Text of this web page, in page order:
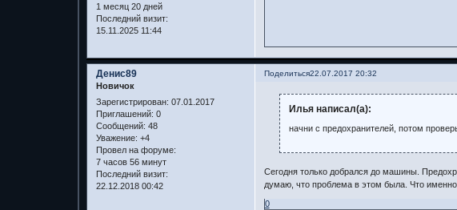
1 месяц 20 дней
Последний визит:
15.11.2025 11:44
Поделиться22.07.2017 20:32
Денис89
Новичок
Зарегистрирован: 07.01.2017
Приглашений: 0
Сообщений: 48
Уважение: +4
Провел на форуме:
7 часов 56 минут
Последний визит:
22.12.2018 00:42
Илья написал(а):
начни с предохранителей, потом
Сегодня только добрался до машины.
думаю, что проблема в этом была. Что
0